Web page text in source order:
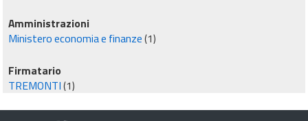
Amministrazioni
Ministero economia e finanze(1)
Firmatario
TREMONTI(1)